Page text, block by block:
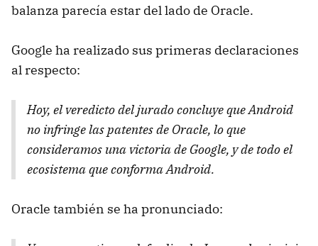
balanza parecía estar del lado de Oracle.
Google ha realizado sus primeras declaraciones
al respecto:
Hoy, el veredicto del jurado concluye que Android
no infringe las patentes de Oracle, lo que
consideramos una victoria de Google, y de todo el
ecosistema que conforma Android.
Oracle también se ha pronunciado: